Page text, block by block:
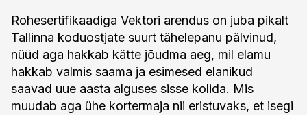
Rohesertifikaadiga Vektori arendus on juba pikalt
Tallinna koduostjate suurt tähelepanu pälvinud,
nüüd aga hakkab kätte jõudma aeg, mil elamu
hakkab valmis saama ja esimesed elanikud
saavad uue aasta alguses sisse kolida. Mis
muudab aga ühe kortermaja nii eristuvaks, et isegi